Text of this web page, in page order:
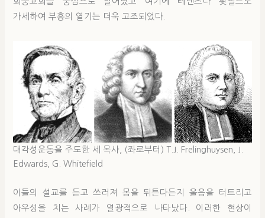
가세하여 부흥의 열기는 더욱 고조되었다.
대각성운동을 주도한 세 목사, (좌로부터) T.J. Frelinghuysen, J.
Edwards, G. Whitefield
이들의 설교를 듣고 쓰러져 몸을 뒤튼다든지 울음을 터트리고
아우성을 치는 사례가 열광적으로 나타났다. 이러한 현상이